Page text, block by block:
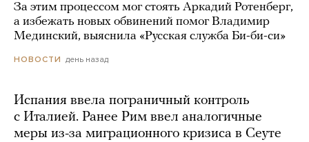
За этим процессом мог стоять Аркадий Ротенберг,
а избежать новых обвинений помог Владимир
Мединский, выяснила «Русская служба Би-би-си»
НОВОСТИ день назад
Испания ввела пограничный контроль
с Италией. Ранее Рим ввел аналогичные
меры из-за миграционного кризиса в Сеуте